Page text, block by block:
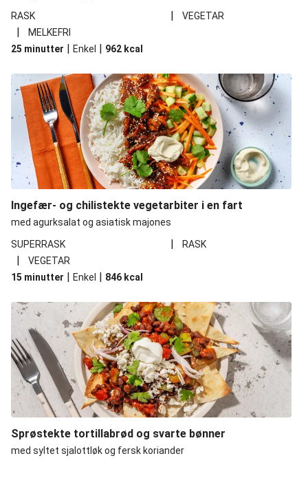
RASK
| VEGETAR
|
MELKEFRI
25 minutter | Enkel | 962 kcal
Ingefær- og chilistekte vegetarbiter i en fart
med agurksalat og asiatisk majones
SUPERRASK
| RASK
|
VEGETAR
15 minutter | Enkel | 846 kcal
Sprøstekte tortillabrød og svarte bønner
med syltet sjalottløk og fersk koriander